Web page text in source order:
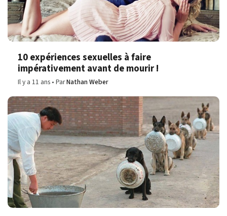
10 expériences sexuelles à faire
impérativement avant de mourir !
Il y a 11 ans ParNathan Weber